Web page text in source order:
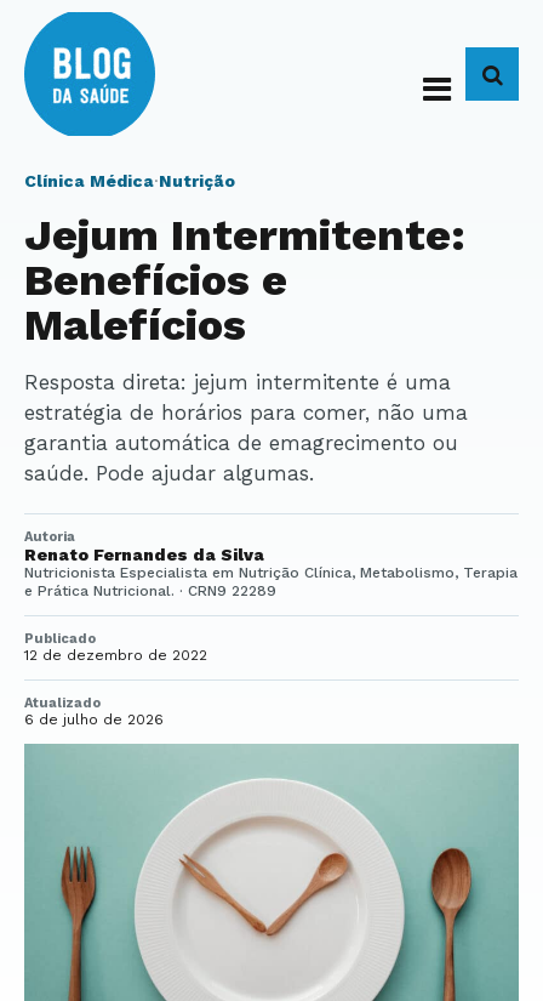
Clínica Médica·Nutrição
Jejum Intermitente:
Benefícios e
Malefícios
Resposta direta: jejum intermitente é uma
estratégia de horários para comer, não uma
garantia automática de emagrecimento ou
saúde. Pode ajudar algumas.
Autoria
Renato Fernandes da Silva
Nutricionista Especialista em Nutrição Clínica, Metabolismo, Terapia
e Prática Nutricional. · CRN9 22289
Publicado
12 de dezembro de 2022
Atualizado
6 de julho de 2026